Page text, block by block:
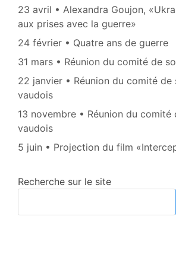
23 avril • Alexandra Goujon,
aux prises avec la guerre»
24 février • Quatre ans de guerre
31 mars • Réunion du comité de
22 janvier • Réunion du comité de
vaudois
13 novembre • Réunion du
vaudois
5 juin • Projection du film
Recherche sur le site